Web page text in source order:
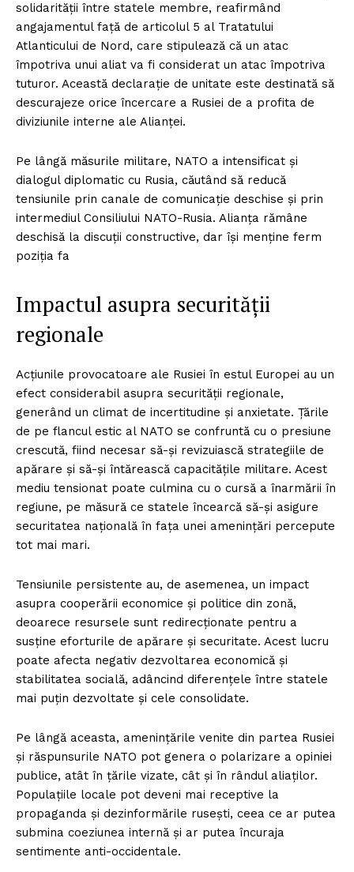
solidarității între statele membre, reafirmând
angajamentul față de articolul 5 al Tratatului
Atlanticului de Nord, care stipulează că un atac
împotriva unui aliat va fi considerat un atac împotriva
tuturor. Această declarație de unitate este destinată să
descurajeze orice încercare a Rusiei de a profita de
diviziunile interne ale Alianței.
Pe lângă măsurile militare, NATO a intensificat și
dialogul diplomatic cu Rusia, căutând să reducă
tensiunile prin canale de comunicație deschise și prin
intermediul Consiliului NATO-Rusia. Alianța rămâne
deschisă la discuții constructive, dar își menține ferm
poziția fa
Impactul asupra securității
regionale
Acțiunile provocatoare ale Rusiei în estul Europei au un
efect considerabil asupra securității regionale,
generând un climat de incertitudine și anxietate. Țările
de pe flancul estic al NATO se confruntă cu o presiune
crescută, fiind necesar să-și revizuiască strategiile de
apărare și să-și întărească capacitățile militare. Acest
mediu tensionat poate culmina cu o cursă a înarmării în
regiune, pe măsură ce statele încearcă să-și asigure
securitatea națională în fața unei amenințări percepute
tot mai mari.
Tensiunile persistente au, de asemenea, un impact
asupra cooperării economice și politice din zonă,
deoarece resursele sunt redirecționate pentru a
susține eforturile de apărare și securitate. Acest lucru
poate afecta negativ dezvoltarea economică și
stabilitatea socială, adâncind diferențele între statele
mai puțin dezvoltate și cele consolidate.
Pe lângă aceasta, amenințările venite din partea Rusiei
și răspunsurile NATO pot genera o polarizare a opiniei
publice, atât în țările vizate, cât și în rândul aliaților.
Populațiile locale pot deveni mai receptive la
propaganda și dezinformările rusești, ceea ce ar putea
submina coeziunea internă și ar putea încuraja
sentimente anti-occidentale.